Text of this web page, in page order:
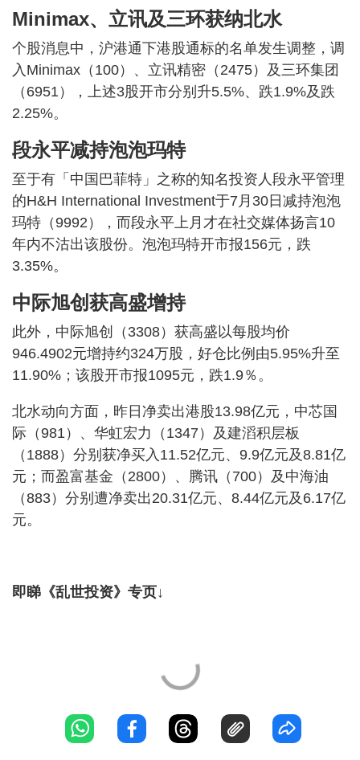
Minimax、立讯及三环获纳北水
个股消息中，沪港通下港股通标的名单发生调整，调
入Minimax（100）、立讯精密（2475）及三环集团
（6951），上述3股开市分别升5.5%、跌1.9%及跌
2.25%。
段永平减持泡泡玛特
至于有「中国巴菲特」之称的知名投资人段永平管理
的H&H International Investment于7月30日减持泡泡
玛特（9992），而段永平上月才在社交媒体扬言10
年内不沽出该股份。泡泡玛特开市报156元，跌
3.35%。
中际旭创获高盛增持
此外，中际旭创（3308）获高盛以每股均价
946.4902元增持约324万股，好仓比例由5.95%升至
11.90%；该股开市报1095元，跌1.9％。
北水动向方面，昨日净卖出港股13.98亿元，中芯国
际（981）、华虹宏力（1347）及建滔积层板
（1888）分别获净买入11.52亿元、9.9亿元及8.81亿
元；而盈富基金（2800）、腾讯（700）及中海油
（883）分别遭净卖出20.31亿元、8.44亿元及6.17亿
元。
即睇《乱世投资》专页↓